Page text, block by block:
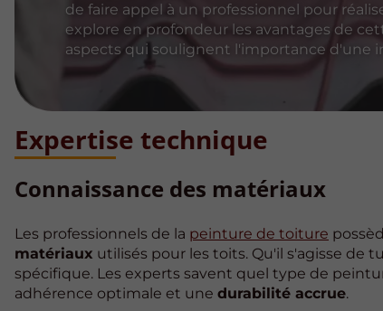
de faire appel à un professionnel pour
explore en profondeur les avantages de
aspects qui soulignent l'importance d'une
Expertise technique
Connaissance des matériaux
Les professionnels de la peinture de toiture
matériaux utilisés pour les toits. Qu'il s'agisse de
spécifique. Les experts savent quel type de
adhérence optimale et une durabilité accrue.